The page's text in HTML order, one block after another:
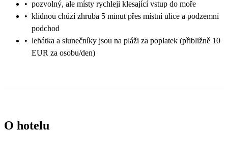
• pozvolný, ale místy rychleji klesající vstup do moře
• klidnou chůzí zhruba 5 minut přes místní ulice a podzemní
podchod
• lehátka a slunečníky jsou na pláži za poplatek (přibližně 10
EUR za osobu/den)
O hotelu